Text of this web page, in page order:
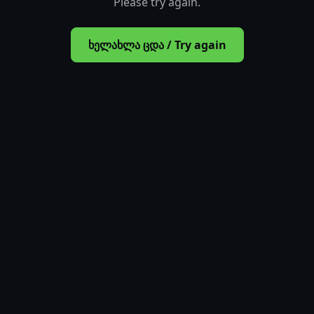
ხელახლა ცდა / Try again